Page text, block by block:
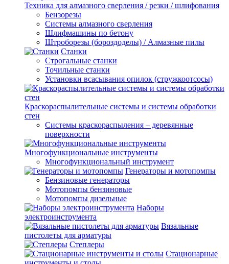
Техника для алмазного сверления / резки / шлифования
Бензорезы
Системы алмазного сверления
Шлифмашины по бетону
Штроборезы (бороздоделы) / Алмазные пилы
Станки
Строгальные станки
Точильные станки
Установки всасывания опилок (стружкоотсосы)
Краскораспылительные системы и системы обработки
стен
Системы краскораспыления – деревянные
поверхности
Многофункциональные инструменты
Многофункциональный инструмент
Генераторы и мотопомпы
Бензиновые генераторы
Мотопомпы бензиновые
Мотопомпы дизельные
Наборы
электроинструмента
Вязальные
пистолеты для арматуры
Степлеры
Стационарные